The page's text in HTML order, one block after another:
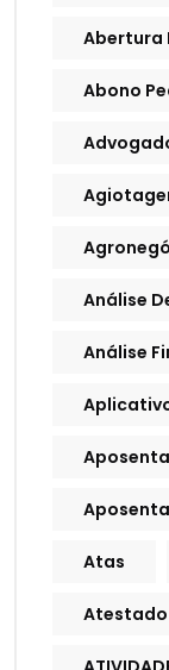
Abertura
Abono
Análise
Análise
Atas